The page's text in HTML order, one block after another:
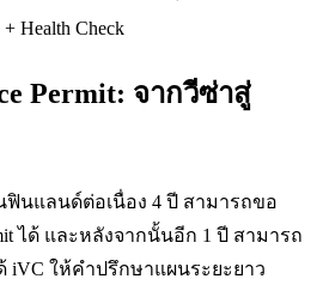
+ Health Check
Permit: จากวีซ่าสู่
นฟินแลนด์ต่อเนื่อง 4 ปี สามารถขอ
ได้ และหลังจากนั้นอีก 1 ปี สามารถ
ให้คำปรึกษาแผนระยะยาว